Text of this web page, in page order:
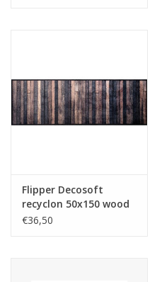
Flipper Decosoft
recyclon 50x150 wood
met ruiter
€36,50